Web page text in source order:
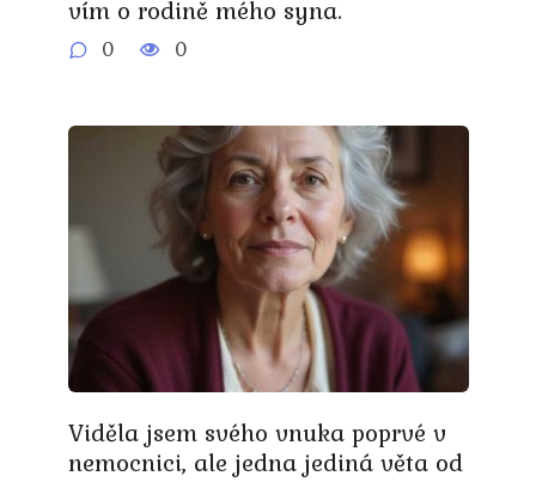
vím o rodině mého syna.
0 0
Viděla jsem svého vnuka poprvé v
nemocnici, ale jedna jediná věta od